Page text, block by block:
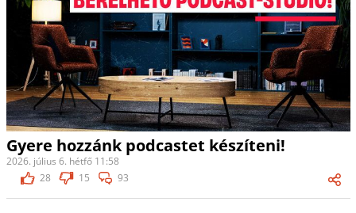
Gyere hozzánk podcastet készíteni!
2026. július 6. hétfő 11:58
28
15 93